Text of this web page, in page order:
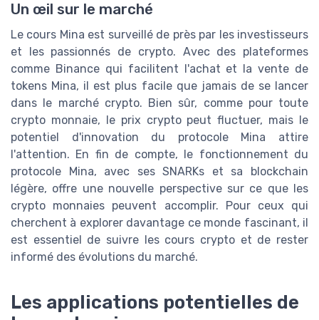
Un œil sur le marché
Le cours Mina est surveillé de près par les investisseurs
et les passionnés de crypto. Avec des plateformes
comme Binance qui facilitent l'achat et la vente de
tokens Mina, il est plus facile que jamais de se lancer
dans le marché crypto. Bien sûr, comme pour toute
crypto monnaie, le prix crypto peut fluctuer, mais le
potentiel d'innovation du protocole Mina attire
l'attention. En fin de compte, le fonctionnement du
protocole Mina, avec ses SNARKs et sa blockchain
légère, offre une nouvelle perspective sur ce que les
crypto monnaies peuvent accomplir. Pour ceux qui
cherchent à explorer davantage ce monde fascinant, il
est essentiel de suivre les cours crypto et de rester
informé des évolutions du marché.
Les applications potentielles de